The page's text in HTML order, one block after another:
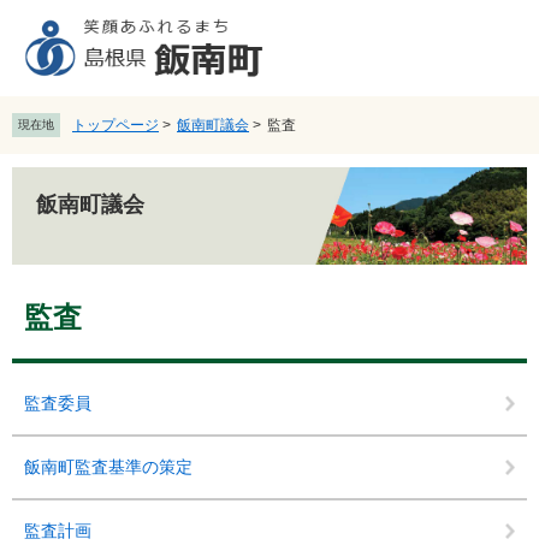
先
頭
で
を
飛
ば
文
現在地 トップページ > 飯南町議会 > 監査
飯南町議会
監査
監査委員
飯南町監査基準の策定
監査計画